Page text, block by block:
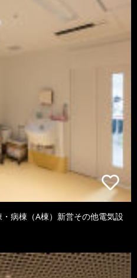
病棟（A棟）新営その他電気設